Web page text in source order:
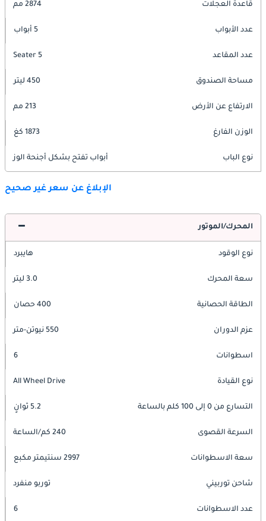
قاعدة العجلات 2874 مم
عدد الأبواب 5 أبواب
عدد المقاعد 5 Seater
مساحة الصندوق 450 ليتر
الارتفاع عن الأرض 213 مم
الوزن الفارغ 1873 كغ
نوع الباب أبواب تفتح بشكل أجنحة الوز
الإبلاغ عن سعر غير صحيح
المحرك/الموتور
نوع الوقود هايبرد
سعة المحرك 3.0 ليتر
الطاقة الحصانية 400 حصان
عزم الدوران 550 نيوتن-متر
اسطوانات 6
نوع القيادة All Wheel Drive
التسارع من 0 إلى 100 كلم بالساعة 5.2 ثوانٍ
السرعة القصوى 240 كم/الساعة
سعة الاسطوانات 2997 سنتيمتر مكبع
شاحن توربيني توربو منفرد
عدد الاسطوانات 6